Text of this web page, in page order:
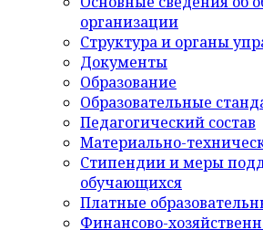
организации
Структура и органы
Документы
Образование
Образовательные
Педагогический состав
Материально-
Стипендии и меры
обучающихся
Платные
Финансово-